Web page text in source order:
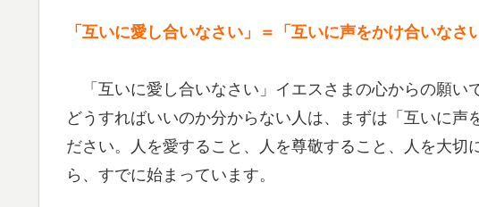
「互いに愛し合いなさい」＝「互いに声をかけ合いなさ
「互いに愛し合いなさい」イエスさまの心からの願い
どうすればいいのか分からない人は、まずは「互いに声
ださい。人を愛すること、人を尊敬すること、人を大切
ら、すでに始まっています。